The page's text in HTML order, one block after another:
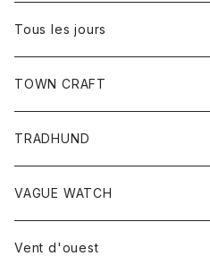
Tシャツ
Tous les jours
トップス
レディース
カットソー
TOWN CRAFT
TRADHUND
セーター
ベスト
VAGUE WATCH
時計
Vent d'ouest